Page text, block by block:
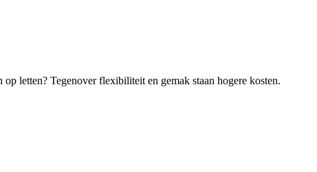
letten? Tegenover flexibiliteit en gemak staan hogere kosten.